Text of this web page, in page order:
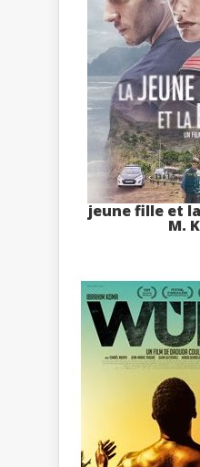
jeune fille et
M.